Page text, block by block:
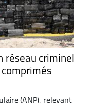
réseau criminel
(ANP), relevant